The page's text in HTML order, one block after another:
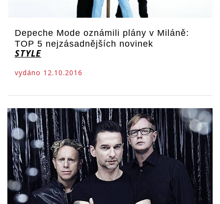
Depeche Mode oznámili plány v Miláně:
TOP 5 nejzásadnějších novinek
STYLE
vydáno 12.10.2016